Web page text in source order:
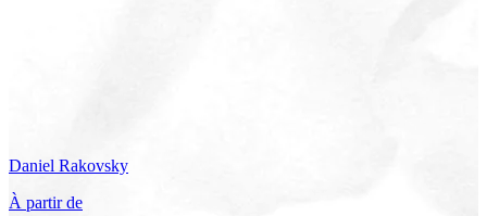
Daniel Rakovsky
À partir de